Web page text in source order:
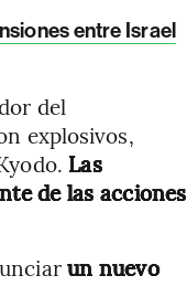
entre Israel
del
explosivos,
Las
de las acciones
un nuevo